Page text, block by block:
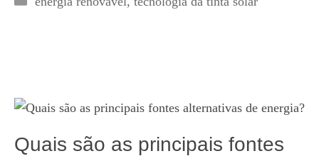
Quais são as principais fontes